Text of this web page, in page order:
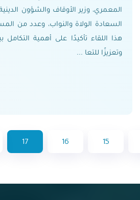
المعمري، وزير الأوقاف والشؤون
السعادة الولاة والنواب، وعدد من
هذا اللقاء تأكيدًا على أهمية التكامل
وتعزيزًا للتعا ...
15
16
17